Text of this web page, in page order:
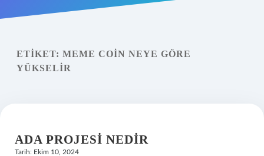
Yasal Uyarı
ETIKET: MEME COIN NEYE GÖRE
YÜKSELIR
ADA PROJESI NEDIR
Tarih: Ekim 10, 2024